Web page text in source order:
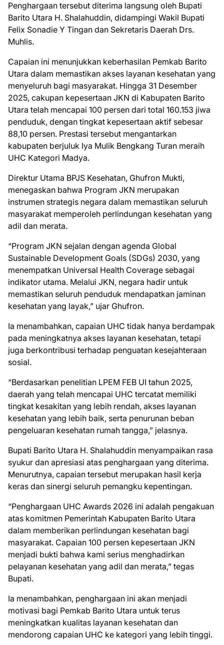
Penghargaan tersebut diterima langsung oleh Bupati
Barito Utara H. Shalahuddin, didampingi Wakil Bupati
Felix Sonadie Y Tingan dan Sekretaris Daerah Drs.
Muhlis.
Capaian ini menunjukkan keberhasilan Pemkab Barito
Utara dalam memastikan akses layanan kesehatan yang
menyeluruh bagi masyarakat. Hingga 31 Desember
2025, cakupan kepesertaan JKN di Kabupaten Barito
Utara telah mencapai 100 persen dari total 160.153 jiwa
penduduk, dengan tingkat kepesertaan aktif sebesar
88,10 persen. Prestasi tersebut mengantarkan
kabupaten berjuluk Iya Mulik Bengkang Turan meraih
UHC Kategori Madya.
Direktur Utama BPJS Kesehatan, Ghufron Mukti,
menegaskan bahwa Program JKN merupakan
instrumen strategis negara dalam memastikan seluruh
masyarakat memperoleh perlindungan kesehatan yang
adil dan merata.
“Program JKN sejalan dengan agenda Global
Sustainable Development Goals (SDGs) 2030, yang
menempatkan Universal Health Coverage sebagai
indikator utama. Melalui JKN, negara hadir untuk
memastikan seluruh penduduk mendapatkan jaminan
kesehatan yang layak,” ujar Ghufron.
Ia menambahkan, capaian UHC tidak hanya berdampak
pada meningkatnya akses layanan kesehatan, tetapi
juga berkontribusi terhadap penguatan kesejahteraan
sosial.
“Berdasarkan penelitian LPEM FEB UI tahun 2025,
daerah yang telah mencapai UHC tercatat memiliki
tingkat kesakitan yang lebih rendah, akses layanan
kesehatan yang lebih baik, serta penurunan beban
pengeluaran kesehatan rumah tangga,” jelasnya.
Bupati Barito Utara H. Shalahuddin menyampaikan rasa
syukur dan apresiasi atas penghargaan yang diterima.
Menurutnya, capaian tersebut merupakan hasil kerja
keras dan sinergi seluruh pemangku kepentingan.
“Penghargaan UHC Awards 2026 ini adalah pengakuan
atas komitmen Pemerintah Kabupaten Barito Utara
dalam memberikan perlindungan kesehatan bagi
masyarakat. Capaian 100 persen kepesertaan JKN
menjadi bukti bahwa kami serius menghadirkan
pelayanan kesehatan yang adil dan merata,” tegas
Bupati.
Ia menambahkan, penghargaan ini akan menjadi
motivasi bagi Pemkab Barito Utara untuk terus
meningkatkan kualitas layanan kesehatan dan
mendorong capaian UHC ke kategori yang lebih tinggi.